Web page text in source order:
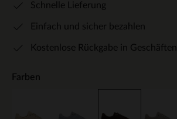
Schnelle Lieferung
Einfach und sicher bezahlen
Kostenlose Rückgabe in Geschäften
Farben